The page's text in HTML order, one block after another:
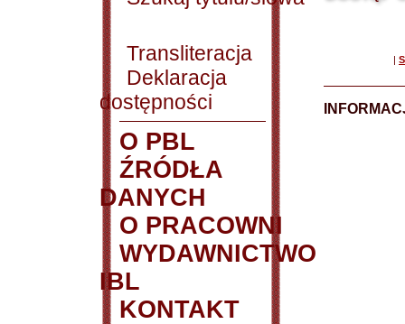
Transliteracja
Deklaracja
dostępności
O PBL
ŹRÓDŁA
DANYCH
O PRACOWNI
WYDAWNICTWO
IBL
KONTAKT
|